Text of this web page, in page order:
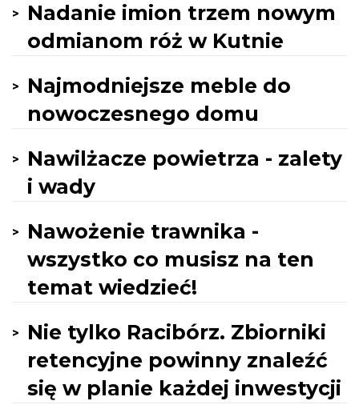
Nadanie imion trzem nowym
odmianom róż w Kutnie
Najmodniejsze meble do
nowoczesnego domu
Nawilżacze powietrza - zalety
i wady
Nawożenie trawnika -
wszystko co musisz na ten
temat wiedzieć!
Nie tylko Racibórz. Zbiorniki
retencyjne powinny znaleźć
się w planie każdej inwestycji